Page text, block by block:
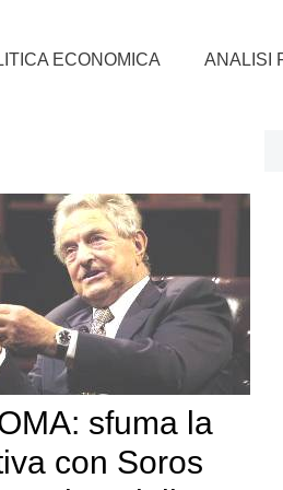
ECONOMICA ANALISI
sfuma la
con Soros